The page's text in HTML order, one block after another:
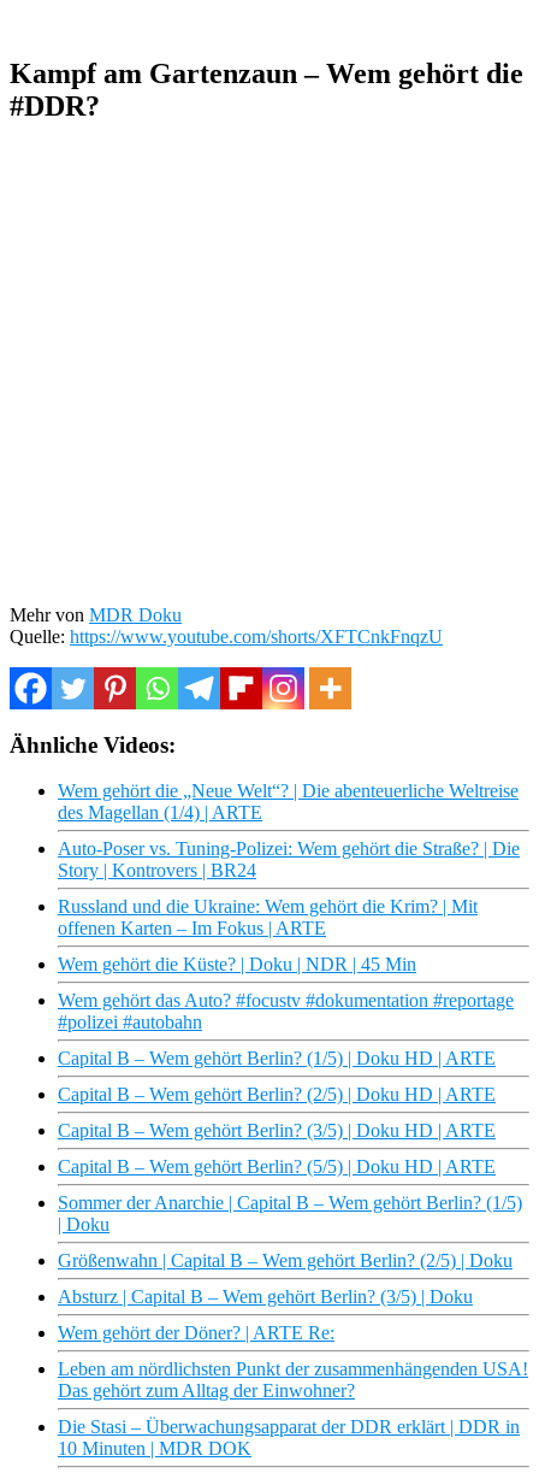
Kampf am Gartenzaun – Wem gehört die
#DDR?
Mehr von MDR Doku
Quelle: https://www.youtube.com/shorts/XFTCnkFnqzU
Ähnliche Videos:
Wem gehört die „Neue Welt“? | Die abenteuerliche Weltreise
des Magellan (1/4) | ARTE
Auto-Poser vs. Tuning-Polizei: Wem gehört die Straße? | Die
Story | Kontrovers | BR24
Russland und die Ukraine: Wem gehört die Krim? | Mit
offenen Karten – Im Fokus | ARTE
Wem gehört die Küste? | Doku | NDR | 45 Min
Wem gehört das Auto? #focustv #dokumentation #reportage
#polizei #autobahn
Capital B – Wem gehört Berlin? (1/5) | Doku HD | ARTE
Capital B – Wem gehört Berlin? (2/5) | Doku HD | ARTE
Capital B – Wem gehört Berlin? (3/5) | Doku HD | ARTE
Capital B – Wem gehört Berlin? (5/5) | Doku HD | ARTE
Sommer der Anarchie | Capital B – Wem gehört Berlin? (1/5)
| Doku
Größenwahn | Capital B – Wem gehört Berlin? (2/5) | Doku
Absturz | Capital B – Wem gehört Berlin? (3/5) | Doku
Wem gehört der Döner? | ARTE Re:
Leben am nördlichsten Punkt der zusammenhängenden USA!
Das gehört zum Alltag der Einwohner?
Die Stasi – Überwachungsapparat der DDR erklärt | DDR in
10 Minuten | MDR DOK